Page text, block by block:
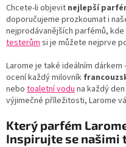
Chcete-li objevit nejlepší
doporučujeme prozkoumat i
nejprodávanějších parfémů,
testerůmsi je můžete nejprve
Larome je také ideálním
ocení každý milovník
nebo toaletní voduna každý
výjimečné příležitosti, Larome
Který parfém
Inspirujte se našimi